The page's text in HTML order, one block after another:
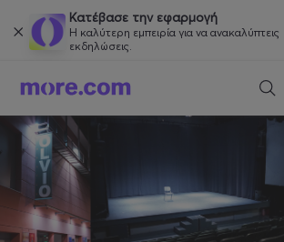
Κατέβασε την εφαρμογή
Η καλύτερη εμπειρία για να ανακαλύπτεις
εκδηλώσεις.